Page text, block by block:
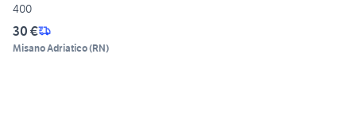
400
30 €
Misano Adriatico(RN)